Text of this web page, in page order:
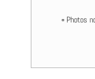
▫️ Photos